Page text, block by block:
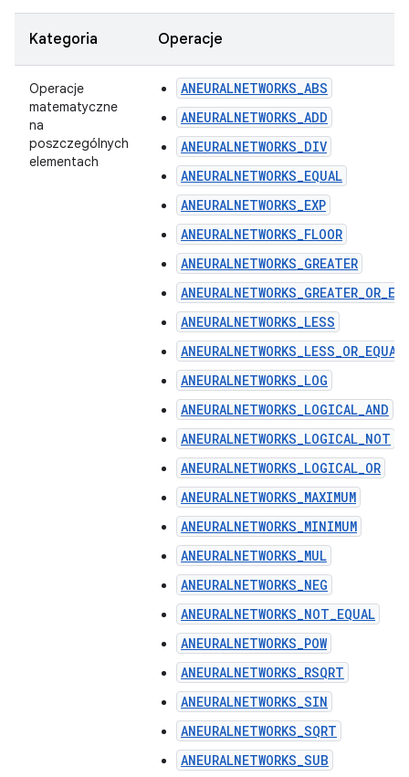
Kategoria Operacje
Operacje
matematyczne
na
poszczególnych
elementach
ANEURALNETWORKS_ABS
ANEURALNETWORKS_ADD
ANEURALNETWORKS_DIV
ANEURALNETWORKS_EQUAL
ANEURALNETWORKS_EXP
ANEURALNETWORKS_FLOOR
ANEURALNETWORKS_GREATER
ANEURALNETWORKS_LESS
ANEURALNETWORKS_LESS_OR_EQUAL
ANEURALNETWORKS_LOG
ANEURALNETWORKS_LOGICAL_AND
ANEURALNETWORKS_LOGICAL_NOT
ANEURALNETWORKS_LOGICAL_OR
ANEURALNETWORKS_MAXIMUM
ANEURALNETWORKS_MINIMUM
ANEURALNETWORKS_MUL
ANEURALNETWORKS_NEG
ANEURALNETWORKS_NOT_EQUAL
ANEURALNETWORKS_POW
ANEURALNETWORKS_RSQRT
ANEURALNETWORKS_SIN
ANEURALNETWORKS_SQRT
ANEURALNETWORKS_SUB